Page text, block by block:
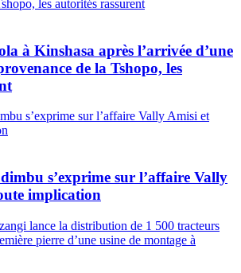
à Kinshasa après l’arrivée d’une
de la Tshopo, les
s’exprime sur l’affaire Vally
implication